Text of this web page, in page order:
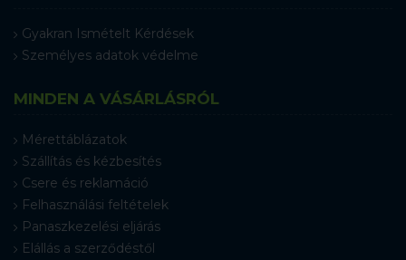
Gyakran Ismételt Kérdések
Személyes adatok védelme
MINDEN A VÁSÁRLÁSRÓL
Mérettáblázatok
Szállítás és kézbesítés
Csere és reklamáció
Felhasználási feltételek
Panaszkezelési eljárás
Elállás a szerződéstől